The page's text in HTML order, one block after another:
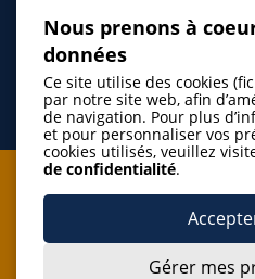
Je m'abonne
Nous prenons à
données
Ce site utilise des cookies
par notre site web, afin
de navigation. Pour plus
et pour personnaliser vos
cookies utilisés, veuillez
de confidentialité.
Gérer mes